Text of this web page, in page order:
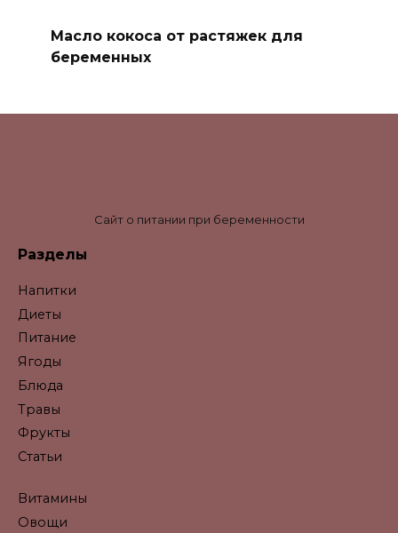
Масло кокоса от растяжек для
беременных
Сайт о питании при беременности
Разделы
Напитки
Диеты
Питание
Ягоды
Блюда
Травы
Фрукты
Статьи
Витамины
Овощи